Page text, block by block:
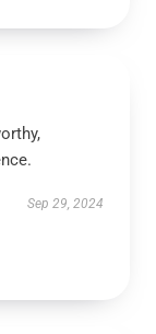
Sep 29, 2024